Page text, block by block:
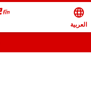
language
العربية